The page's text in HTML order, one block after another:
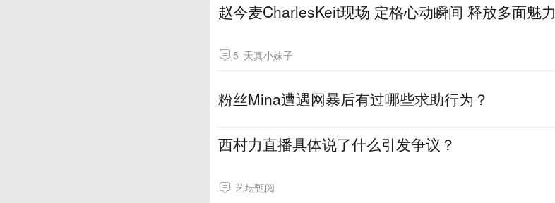
赵今麦CharlesKeit现场 定格心动瞬间 释放多面魅力
5 天真小妹子
粉丝Mina遭遇网暴后有过哪些求助行为？
西村力直播具体说了什么引发争议？
艺坛甄阅